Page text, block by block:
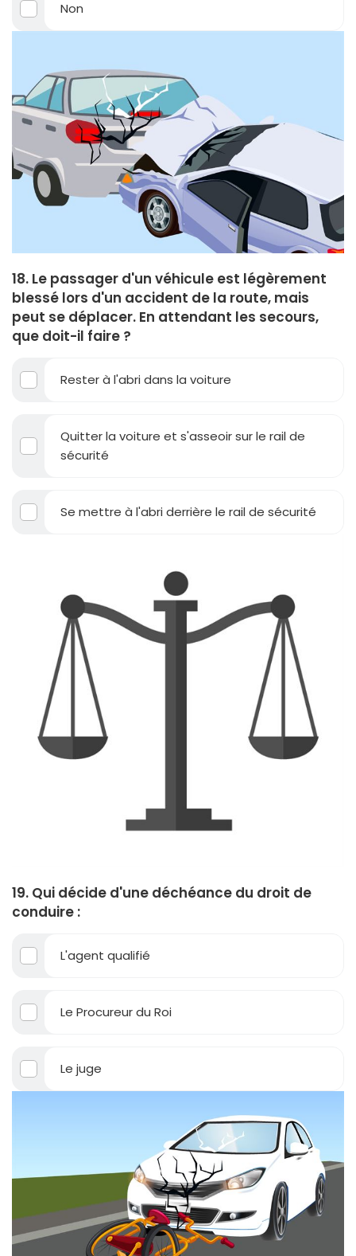
Non
18. Le passager d'un véhicule est légèrement
blessé lors d'un accident de la route, mais
peut se déplacer. En attendant les secours,
que doit-il faire ?
Rester à l'abri dans la voiture
Quitter la voiture et s'asseoir sur le rail de
sécurité
Se mettre à l'abri derrière le rail de sécurité
19. Qui décide d'une déchéance du droit de
conduire :
L'agent qualifié
Le Procureur du Roi
Le juge